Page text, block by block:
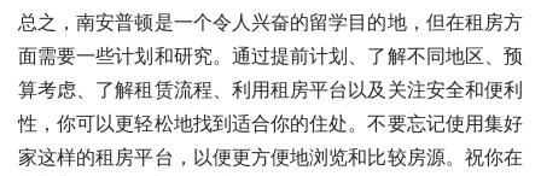
总之，南安普顿是一个令人兴奋的留学目的地，但在租房方
面需要一些计划和研究。通过提前计划、了解不同地区、预
算考虑、了解租赁流程、利用租房平台以及关注安全和便利
性，你可以更轻松地找到适合你的住处。不要忘记使用集好
家这样的租房平台，以便更方便地浏览和比较房源。祝你在